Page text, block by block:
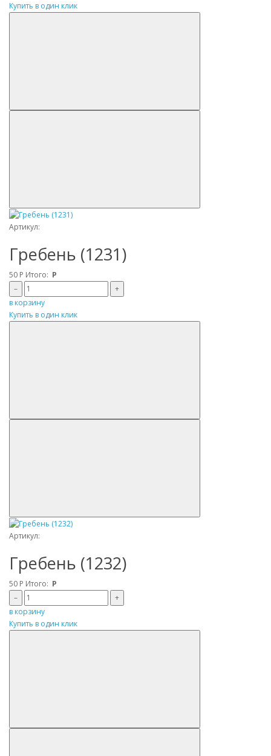
Купить в один клик
Артикул:
Гребень (1231)
50 Р Итого: Р
–
+
в корзину
Купить в один клик
Артикул:
Гребень (1232)
50 Р Итого: Р
–
+
в корзину
Купить в один клик